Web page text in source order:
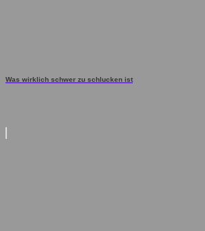
Was wirklich schwer zu schlucken ist